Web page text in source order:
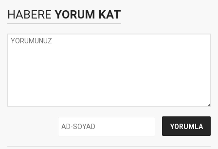
HABERE YORUM KAT